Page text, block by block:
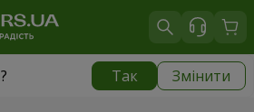
? Так Змінити
|